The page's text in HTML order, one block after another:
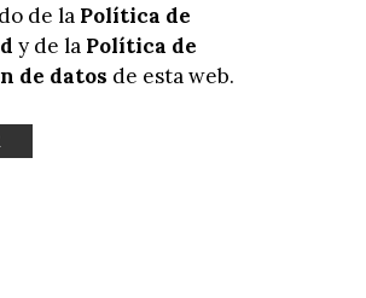
de la Política de
y de la Política de
de datos de esta web.